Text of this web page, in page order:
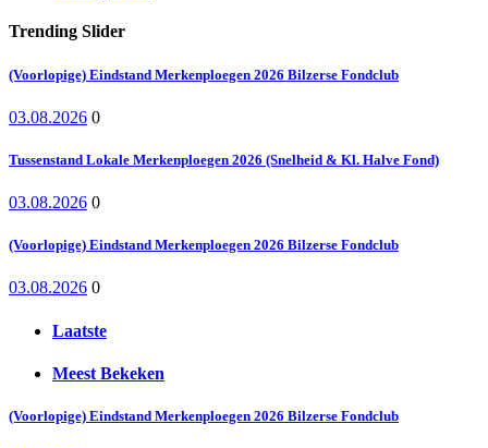
Trending Slider
(Voorlopige) Eindstand Merkenploegen 2026 Bilzerse Fondclub
03.08.2026 0
Tussenstand Lokale Merkenploegen 2026 (Snelheid & Kl. Halve Fond)
03.08.2026 0
(Voorlopige) Eindstand Merkenploegen 2026 Bilzerse Fondclub
03.08.2026 0
Laatste
Meest Bekeken
(Voorlopige) Eindstand Merkenploegen 2026 Bilzerse Fondclub